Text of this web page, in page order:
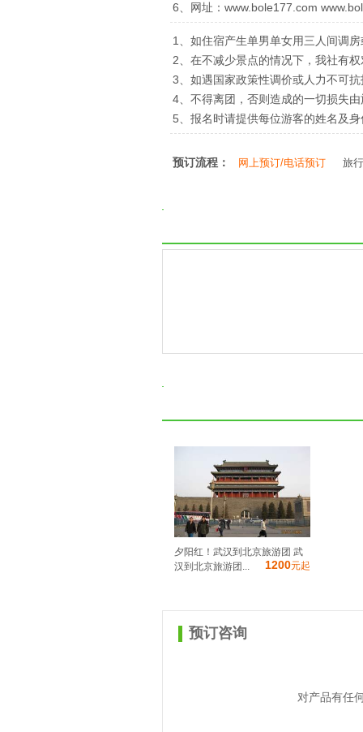
6、网址：www.bole177.com
1、如住宿产生单男单女用三人间调
2、在不减少景点的情况下，我社有
3、如遇国家政策性调价或人力不可
4、不得离团，否则造成的一切损失
5、报名时请提供每位游客的姓名及
预订流程： 网上预订/电话预订 旅
夕阳红！武汉到北京旅游团 武
汉到北京旅游团...
1200元起
预订咨询
对产品有任